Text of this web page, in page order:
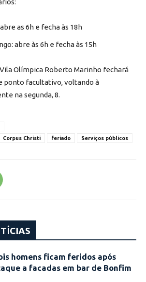
as 6h e fecha às 18h
abre às 6h e fecha às 15h
Olímpica Roberto Marinho fechará
ponto facultativo, voltando à
na segunda, 8.
Corpus Christi feriado Serviços públicos
homens ficam feridos após
a facadas em bar de Bonfim